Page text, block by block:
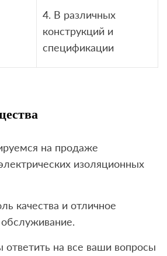
4. В различных
конструкций и
спецификации
на продаже
изоляционных
качества и отличное
на все ваши вопросы